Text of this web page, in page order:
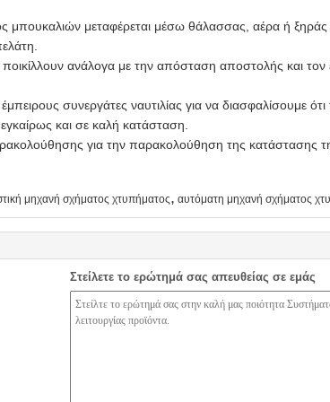
μπουκαλιών μεταφέρεται μέσω θάλασσας, αέρα ή ξηράς
ανάλογα με την απόσταση αποστολής και τον
συνεργάτες ναυτιλίας για να διασφαλίσουμε
και σε καλή κατάσταση.
για την παρακολούθηση της κατάστασης
μηχανή σχήματος χτυπήματος, αυτόματη μηχανή σχήματος
Στείλετε το ερώτημά σας απευθείας σε εμάς